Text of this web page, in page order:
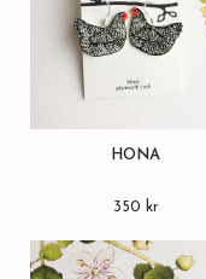
HÖNA
350 kr